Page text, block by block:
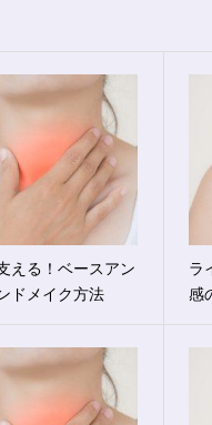
える！ベースアン
ドメイク方法
ラ
感